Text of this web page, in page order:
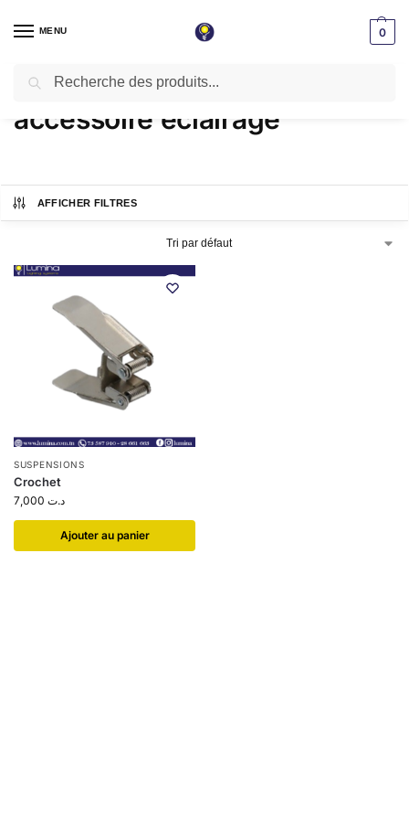
MENU 0
Accueil / Produits identifiés “accessoire éclairage”
accessoire éclairage
AFFICHER FILTRES
SUSPENSIONS
Crochet
د.ت
Ajouter au panier